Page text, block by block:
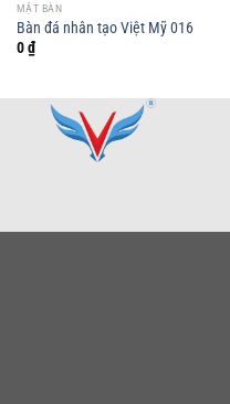
MẶT BÀN
Bàn đá nhân tạo Việt Mỹ 016
0₫